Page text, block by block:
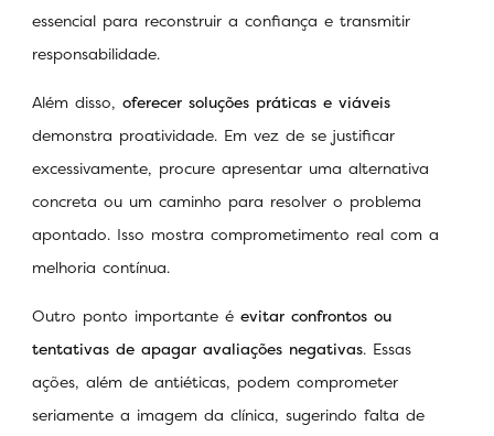
essencial para reconstruir a confiança e transmitir
responsabilidade.
Além disso, oferecer soluções práticas e viáveis
demonstra proatividade. Em vez de se justificar
excessivamente, procure apresentar uma alternativa
concreta ou um caminho para resolver o problema
apontado. Isso mostra comprometimento real com a
melhoria contínua.
Outro ponto importante é evitar confrontos ou
tentativas de apagar avaliações negativas. Essas
ações, além de antiéticas, podem comprometer
seriamente a imagem da clínica, sugerindo falta de